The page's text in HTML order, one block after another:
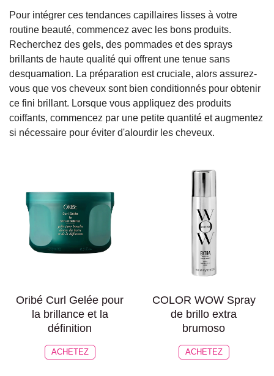
Pour intégrer ces tendances capillaires lisses à votre
routine beauté, commencez avec les bons produits.
Recherchez des gels, des pommades et des sprays
brillants de haute qualité qui offrent une tenue sans
desquamation. La préparation est cruciale, alors assurez-
vous que vos cheveux sont bien conditionnés pour obtenir
ce fini brillant. Lorsque vous appliquez des produits
coiffants, commencez par une petite quantité et augmentez
si nécessaire pour éviter d'alourdir les cheveux.
Oribé Curl Gelée pour
la brillance et la
définition
ACHETEZ
COLOR WOW Spray
de brillo extra
brumoso
ACHETEZ